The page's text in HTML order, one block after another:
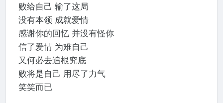
败给自己 输了这局
没有本领 成就爱情
感谢你的回忆 并没有怪你
信了爱情 为难自己
又何必去追根究底
败将是自己 用尽了力气
笑笑而已